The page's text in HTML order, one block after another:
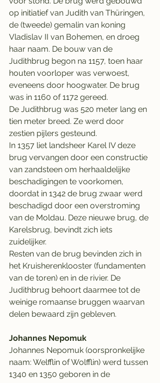
op initiatief van Judith van Thüringen,
de (tweede) gemalin van koning
Vladislav II van Bohemen, en droeg
haar naam. De bouw van de
Judithbrug begon na 1157, toen haar
houten voorloper was verwoest,
eveneens door hoogwater. De brug
was in 1160 of 1172 gereed.
De Judithbrug was 520 meter lang en
tien meter breed. Ze werd door
zestien pijlers gesteund.
In 1357 liet landsheer Karel IV deze
brug vervangen door een constructie
van zandsteen om herhaaldelijke
beschadigingen te voorkomen,
doordat in 1342 de brug zwaar werd
beschadigd door een overstroming
van de Moldau. Deze nieuwe brug, de
Karelsbrug, bevindt zich iets
zuidelijker.
Resten van de brug bevinden zich in
het Kruisherenklooster (fundamenten
van de toren) en in de rivier. De
Judithbrug behoort daarmee tot de
weinige romaanse bruggen waarvan
delen bewaard zijn gebleven.
Johannes Nepomuk
Johannes Nepomuk (oorspronkelijke
naam: Welfflin of Wolfflin) werd tussen
1340 en 1350 geboren in de